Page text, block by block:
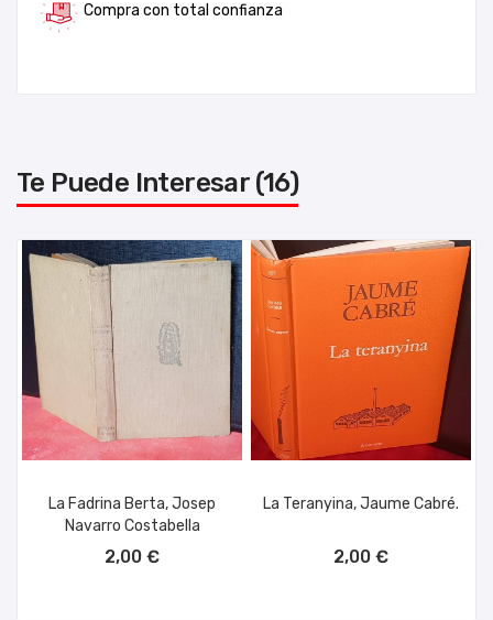
Compra con total confianza
Te Puede Interesar (16)
La Fadrina Berta, Josep
Navarro Costabella
2,00 €
La Teranyina, Jaume Cabré.
2,00 €